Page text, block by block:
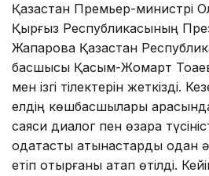
Қазақстан Премьер-министрі
Қырғыз Республикасының
Жапаровқа Қазақстан
басшысы Қасым-Жомарт
мен ізгі тілектерін жеткізді.
елдің көшбасшылары
саяси диалог пен өзара
одақтастық қатынастарды одан
етіп отырғаны атап өтілді.